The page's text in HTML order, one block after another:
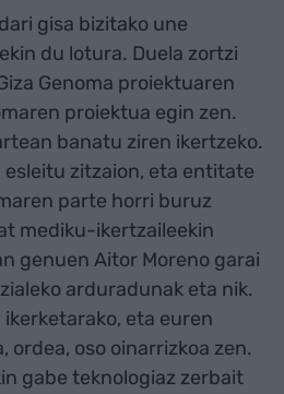
gisa bizitako une
du lotura. Duela zortzi
Genoma proiektuaren
proiektua egin zen.
banatu ziren ikertzeko.
esleitu zitzaion, eta entitate
parte horri buruz
mediku-ikertzaileekin
genuen Aitor Moreno garai
arduradunak eta nik.
eta euren
ordea, oso oinarrizkoa zen.
gabe teknologiaz zerbait